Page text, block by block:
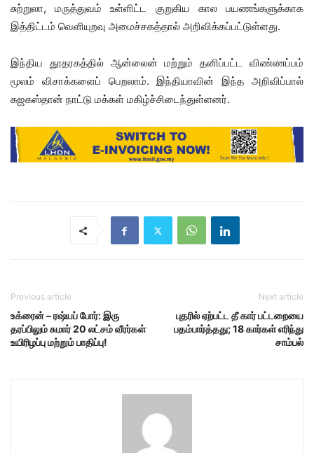
சுற்றுலா, மருத்துவம் உள்ளிட்ட குறுகிய கால பயணங்களுக்காக
இத்திட்டம் வெளியுறவு அமைச்சகத்தால் அறிவிக்கப்பட்டுள்ளது.
இந்திய தூதரகத்தில் ஆன்லைன் மற்றும் தனிப்பட்ட விண்ணப்பம்
மூலம் விசாக்களைப் பெறலாம். இந்தியாவின் இந்த அறிவிப்பால்
கஜகஸ்தான் நாட்டு மக்கள் மகிழ்ச்சிடைந்துள்ளனர்.
Previous article
உக்ரைன் – ரஷ்யப் போர்: இரு
தரப்பிலும் சுமார் 20 லட்சம் வீரர்கள்
உயிரிழப்பு மற்றும் பாதிப்பு!
Next article
புதரில் ஏற்பட்ட தீ கார் பட்டறையை
பதம்பார்த்தது; 18 கார்கள் எரிந்து
சாம்பல்